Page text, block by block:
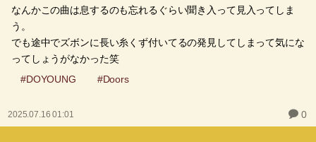
なんかこの曲は息するのも忘れるぐらい聞き入って見入ってしま
う。
でも途中でズボンに長い糸くず付いてるの発見してしまって気にな
ってしょうがなかった笑
#DOYOUNG
#Doors
2025.07.16 01:01 0